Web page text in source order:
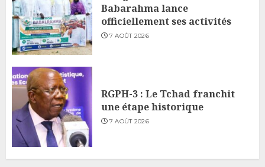
Babarahma lance
officiellement ses activités
7 AOÛT 2026
RGPH-3 : Le Tchad franchit
une étape historique
7 AOÛT 2026